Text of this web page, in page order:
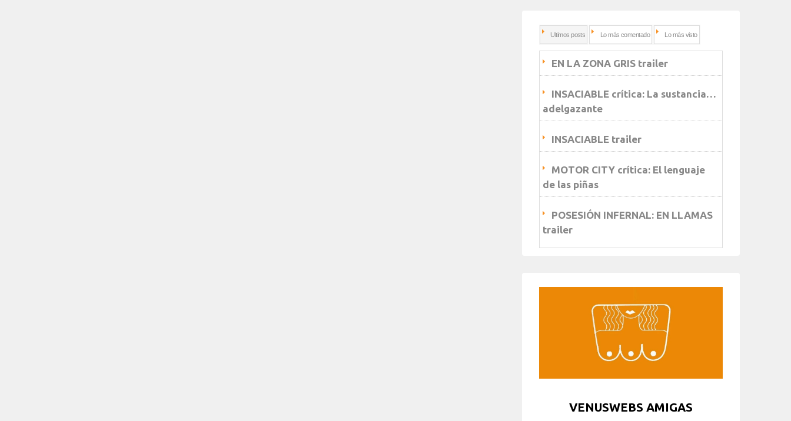
Ultimos posts Lo más comentado Lo más visto
EN LA ZONA GRIS trailer
INSACIABLE crítica: La sustancia…
adelgazante
INSACIABLE trailer
MOTOR CITY crítica: El lenguaje
de las piñas
POSESIÓN INFERNAL: EN LLAMAS
trailer
VENUSWEBS AMIGAS